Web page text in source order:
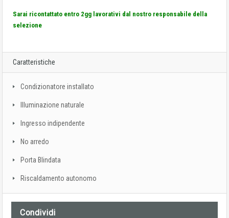
Sarai ricontattato entro 2gg lavorativi dal nostro responsabile della
selezione
Caratteristiche
Condizionatore installato
Illuminazione naturale
Ingresso indipendente
No arredo
Porta Blindata
Riscaldamento autonomo
Condividi